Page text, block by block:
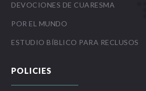
DEVOCIONES DE CUARESMA
POR EL MUNDO
ESTUDIO BÍBLICO PARA RECLUSOS
POLICIES